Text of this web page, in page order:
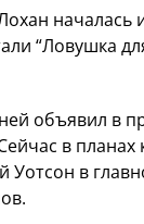
“Ловушка
объявил в
в
в